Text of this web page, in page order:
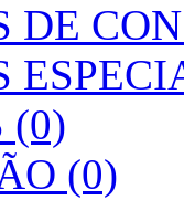
DE
(0)
(0)